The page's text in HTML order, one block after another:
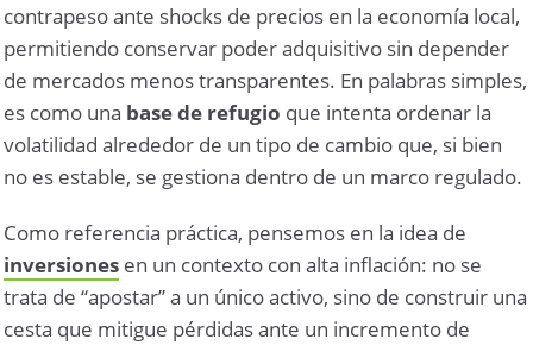
contrapeso ante shocks de precios en la economía local,
permitiendo conservar poder adquisitivo sin depender
de mercados menos transparentes. En palabras simples,
es como una base de refugio que intenta ordenar la
volatilidad alrededor de un tipo de cambio que, si bien
no es estable, se gestiona dentro de un marco regulado.
Como referencia práctica, pensemos en la idea de
inversiones en un contexto con alta inflación: no se
trata de “apostar” a un único activo, sino de construir una
cesta que mitigue pérdidas ante un incremento de